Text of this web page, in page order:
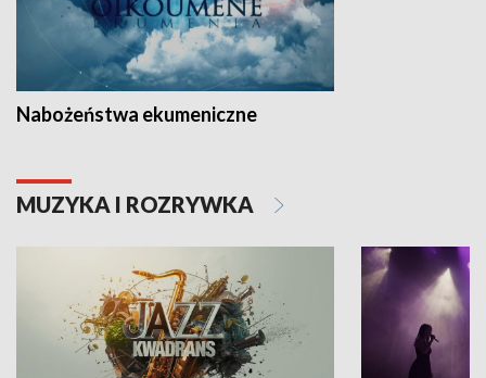
Nabożeństwa ekumeniczne
MUZYKA I ROZRYWKA